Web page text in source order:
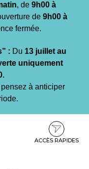
, de 9h00 à
de 9h00 à
fermée.
: Du 13 juillet au
uniquement
à anticiper
ACCÈS RAPIDES